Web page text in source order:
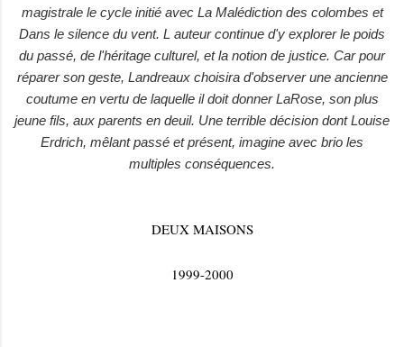
magistrale le cycle initié avec La Malédiction des colombes et
Dans le silence du vent. L auteur continue d'y explorer le poids
du passé, de l'héritage culturel, et la notion de justice. Car pour
réparer son geste, Landreaux choisira d'observer une ancienne
coutume en vertu de laquelle il doit donner LaRose, son plus
jeune fils, aux parents en deuil. Une terrible décision dont Louise
Erdrich, mêlant passé et présent, imagine avec brio les
multiples conséquences.
DEUX MAISONS
1999-2000